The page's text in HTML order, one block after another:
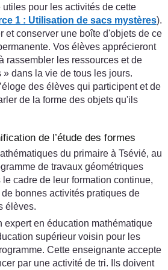
pour les activités de cette
1 : Utilisation de sacs mystères).
et conserver une boîte d'objets de ce
Vos élèves apprécieront
rassembler les ressources et de
dans la vie de tous les jours.
des élèves qui participent et de
de la forme des objets qu'ils
de l’étude des formes
du primaire à Tsévié, au
de travaux géométriques
cadre de leur formation continue,
bonnes activités pratiques de
élèves.
expert en éducation mathématique
supérieur voisin pour les
Cette enseignante accepte
par une activité de tri. Ils doivent